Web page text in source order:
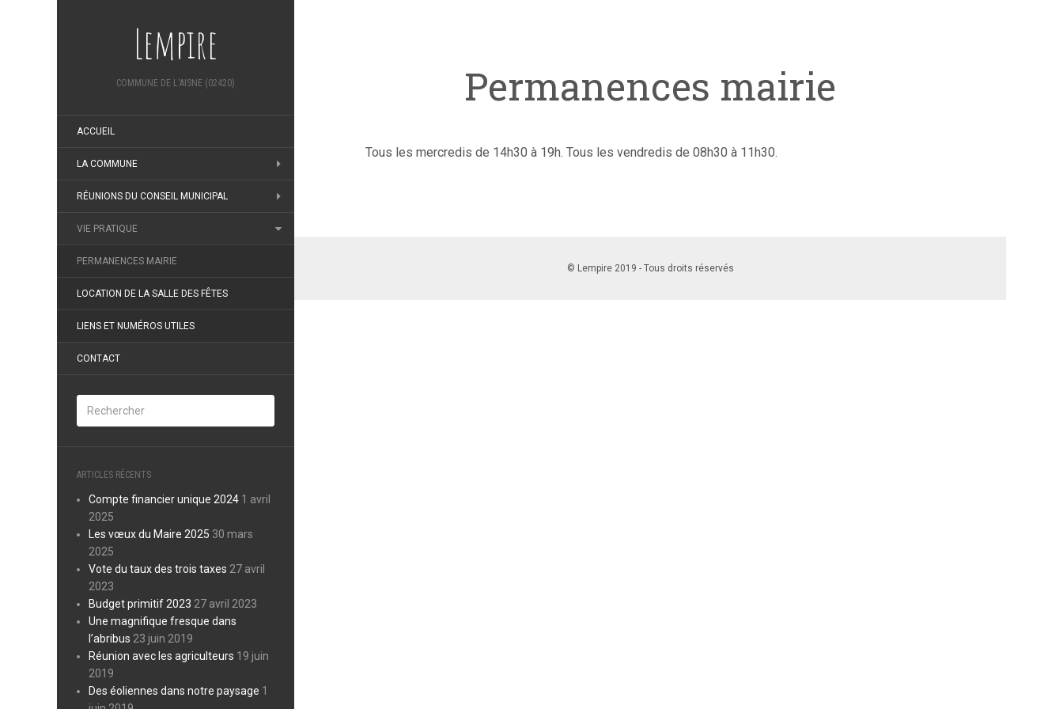
Lempire
COMMUNE DE L'AISNE (02420)
ACCUEIL
LA COMMUNE
RÉUNIONS DU CONSEIL MUNICIPAL
VIE PRATIQUE
PERMANENCES MAIRIE
LOCATION DE LA SALLE DES FÊTES
LIENS ET NUMÉROS UTILES
CONTACT
ARTICLES RÉCENTS
Compte financier unique 2024 1 avril
2025
Les vœux du Maire 2025 30 mars
2025
Vote du taux des trois taxes 27 avril
2023
Budget primitif 2023 27 avril 2023
Une magnifique fresque dans
l’abribus 23 juin 2019
Réunion avec les agriculteurs 19 juin
2019
Des éoliennes dans notre paysage 1
Permanences mairie
Tous les mercredis de 14h30 à 19h. Tous les vendredis de 08h30 à 11h30.
© Lempire 2019 - Tous droits réservés